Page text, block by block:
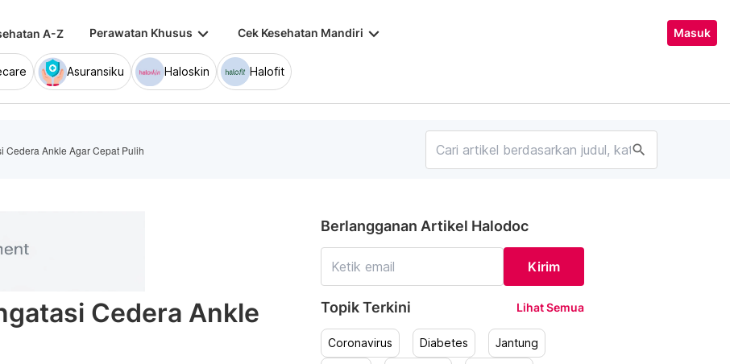
A-Z Perawatan Khusus keyboard_arrow_down Cek Kesehatan Mandiri keyboard_arrow_down Masuk
Asuransiku Haloskin Halofit
Cedera Ankle Agar Cepat Pulih search
Cedera Ankle
Berlangganan Artikel Halodoc
Kirim
Topik Terkini Lihat Semua
Coronavirus Diabetes Jantung